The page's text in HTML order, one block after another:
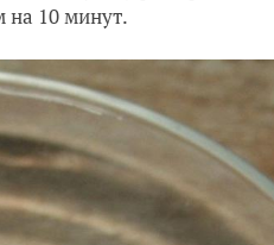
на 10 минут.